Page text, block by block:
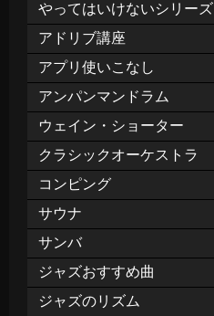
やってはいけないシリーズ
アドリブ講座
アプリ使いこなし
アンパンマンドラム
ウェイン・ショーター
クラシックオーケストラ
コンピング
サウナ
サンバ
ジャズおすすめ曲
ジャズのリズム